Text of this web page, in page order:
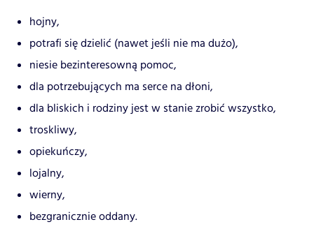
hojny,
potrafi się dzielić (nawet jeśli nie ma dużo),
niesie bezinteresowną pomoc,
dla potrzebujących ma serce na dłoni,
dla bliskich i rodziny jest w stanie zrobić wszystko,
troskliwy,
opiekuńczy,
lojalny,
wierny,
bezgranicznie oddany.